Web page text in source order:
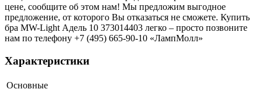
цене, сообщите об этом нам! Мы предложим выгодное
предложение, от которого Вы отказаться не сможете. Купить
бра MW-Light Адель 10 373014403 легко – просто позвоните
нам по телефону +7 (495) 665-90-10 «ЛампМолл»
Характеристики
Основные